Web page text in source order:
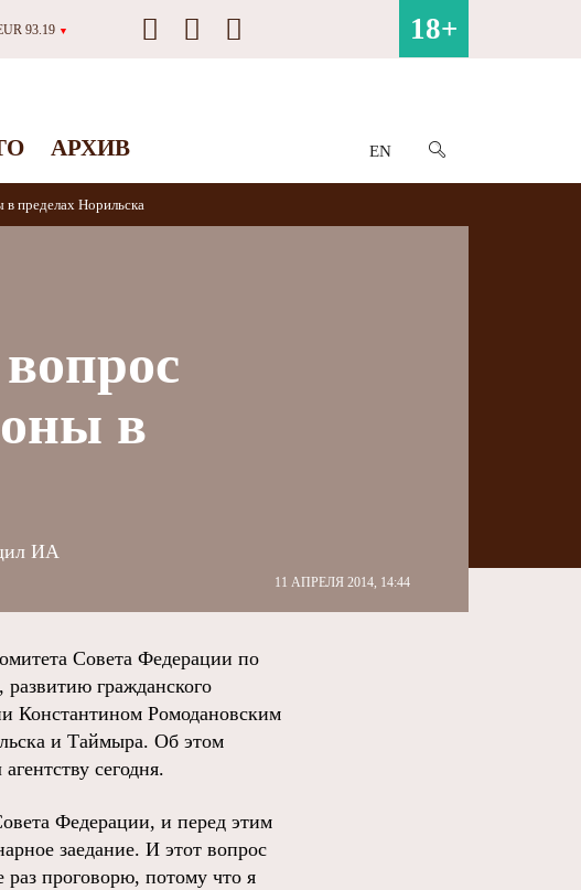
93.19 ▼ 18+
АРХИВ EN
пределах Норильска
в
11 АПРЕЛЯ 2014, 14:44
ИА
Совета Федерации по
гражданского
Константином Ромодановским
и Таймыра. Об этом
сегодня.
Федерации, и перед этим
заедание. И этот вопрос
проговорю, потому что я